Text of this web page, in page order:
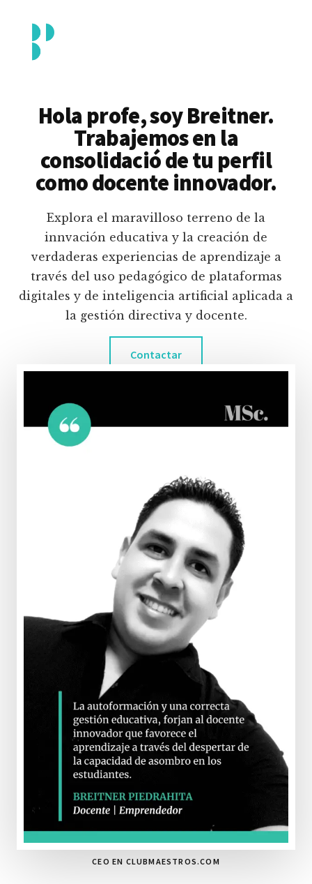
contenido
principal
menu
Piedrahita
docente
pedagógico
educativas
digitales
inteligencia
artificial.
Hola profe, soy Breitner.
Trabajemos en la
consolidació de tu perfil
como docente innovador.
Explora el maravilloso terreno de la
innvación educativa y la creación de
verdaderas experiencias de aprendizaje a
través del uso pedagógico de plataformas
digitales y de inteligencia artificial aplicada a
la gestión directiva y docente.
Contactar
CEO EN CLUBMAESTROS.COM